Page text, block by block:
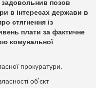
позов
в інтересах держави в
стягнення із
плати за фактичне
комунальної
прокуратури.
об’єкт